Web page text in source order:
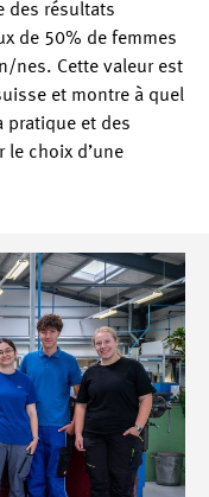
des résultats
de 50% de femmes
nes. Cette valeur est
et montre à quel
pratique et des
choix d’une